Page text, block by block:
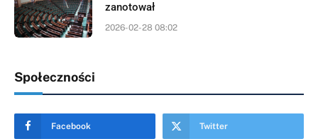
zanotował
2026-02-28 08:02
Społeczności
Facebook Twitter